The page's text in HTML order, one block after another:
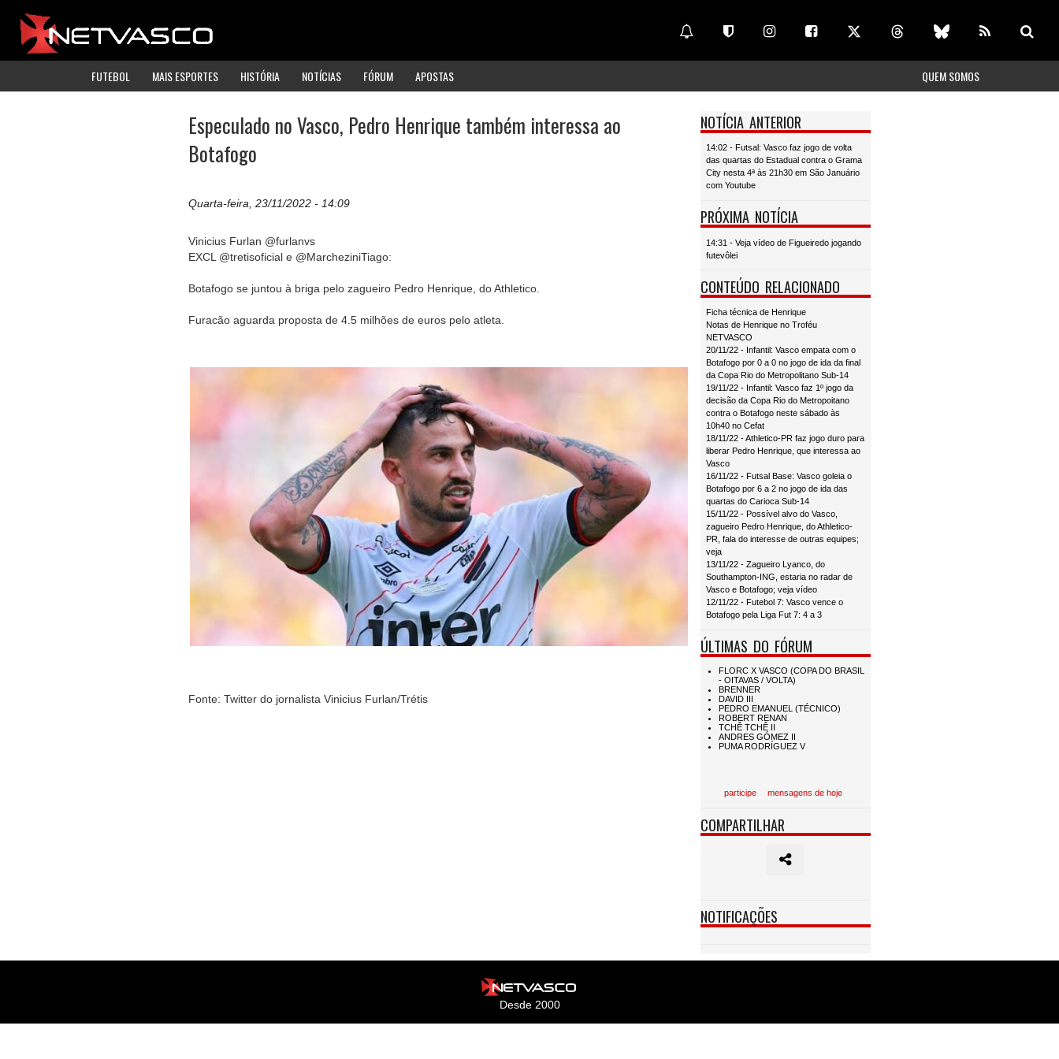
FUTEBOL MAIS ESPORTES HISTÓRIA NOTÍCIAS FÓRUM APOSTAS QUEM SOMOS
Especulado no Vasco, Pedro Henrique também interessa ao
Botafogo
Quarta-feira, 23/11/2022 - 14:09
Vinicius Furlan @furlanvs
EXCL @tretisoficial e @MarcheziniTiago:
Botafogo se juntou à briga pelo zagueiro Pedro Henrique, do Athletico.
Furacão aguarda proposta de 4.5 milhões de euros pelo atleta.
Fonte: Twitter do jornalista Vinicius Furlan/Trétis
NOTÍCIA ANTERIOR
14:02 - Futsal: Vasco faz jogo de volta
das quartas do Estadual contra o Grama
City nesta 4ª às 21h30 em São Januário
com Youtube
PRÓXIMA NOTÍCIA
14:31 - Veja vídeo de Figueiredo jogando
futevôlei
CONTEÚDO RELACIONADO
Ficha técnica de Henrique
Notas de Henrique no Troféu
NETVASCO
20/11/22 - Infantil: Vasco empata com o
Botafogo por 0 a 0 no jogo de ida da final
da Copa Rio do Metropolitano Sub-14
19/11/22 - Infantil: Vasco faz 1º jogo da
decisão da Copa Rio do Metropoitano
contra o Botafogo neste sábado às
10h40 no Cefat
18/11/22 - Athletico-PR faz jogo duro para
liberar Pedro Henrique, que interessa ao
Vasco
16/11/22 - Futsal Base: Vasco goleia o
Botafogo por 6 a 2 no jogo de ida das
quartas do Carioca Sub-14
15/11/22 - Possível alvo do Vasco,
zagueiro Pedro Henrique, do Athletico-
PR, fala do interesse de outras equipes;
veja
13/11/22 - Zagueiro Lyanco, do
Southampton-ING, estaria no radar de
Vasco e Botafogo; veja vídeo
12/11/22 - Futebol 7: Vasco vence o
Botafogo pela Liga Fut 7: 4 a 3
ÚLTIMAS DO FÓRUM
participe mensagens de hoje
COMPARTILHAR
NOTIFICAÇÕES
Desde 2000